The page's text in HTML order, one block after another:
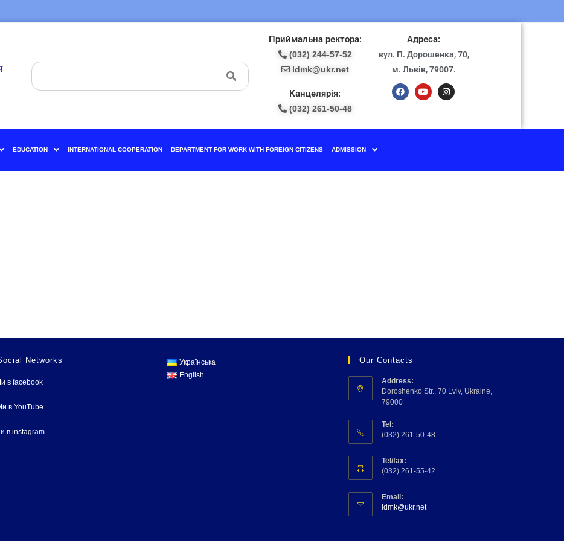
Приймальна ректора:
(032) 244-57-52
ldmk@ukr.net
Канцелярія:
(032) 261-50-48
Адреса:
вул. П. Дорошенка, 70,
м. Львів, 79007.
EDUCATION INTERNATIONAL COOPERATION DEPARTMENT FOR WORK WITH FOREIGN CITIZENS ADMISSION
Networks
в facebook
в YouTube
в instagram
Українська
English
Our Contacts
Address:
Doroshenko Str., 70 Lviv, Ukraine,
79000
Tel:
(032) 261-50-48
Tel/fax:
(032) 261-55-42
Email:
ldmk@ukr.net